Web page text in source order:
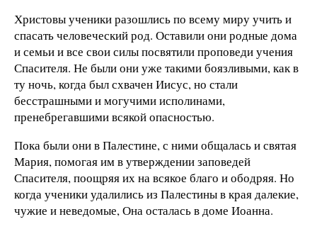
Христовы ученики разошлись по всему миру учить и
спасать человеческий род. Оставили они родные дома
и семьи и все свои силы посвятили проповеди учения
Спасителя. Не были они уже такими боязливыми, как в
ту ночь, когда был схвачен Иисус, но стали
бесстрашными и могучими исполинами,
пренебрегавшими всякой опасностью.
Пока были они в Палестине, с ними общалась и святая
Мария, помогая им в утверждении заповедей
Спасителя, поощряя их на всякое благо и ободряя. Но
когда ученики удалились из Палестины в края далекие,
чужие и неведомые, Она осталась в доме Иоанна.